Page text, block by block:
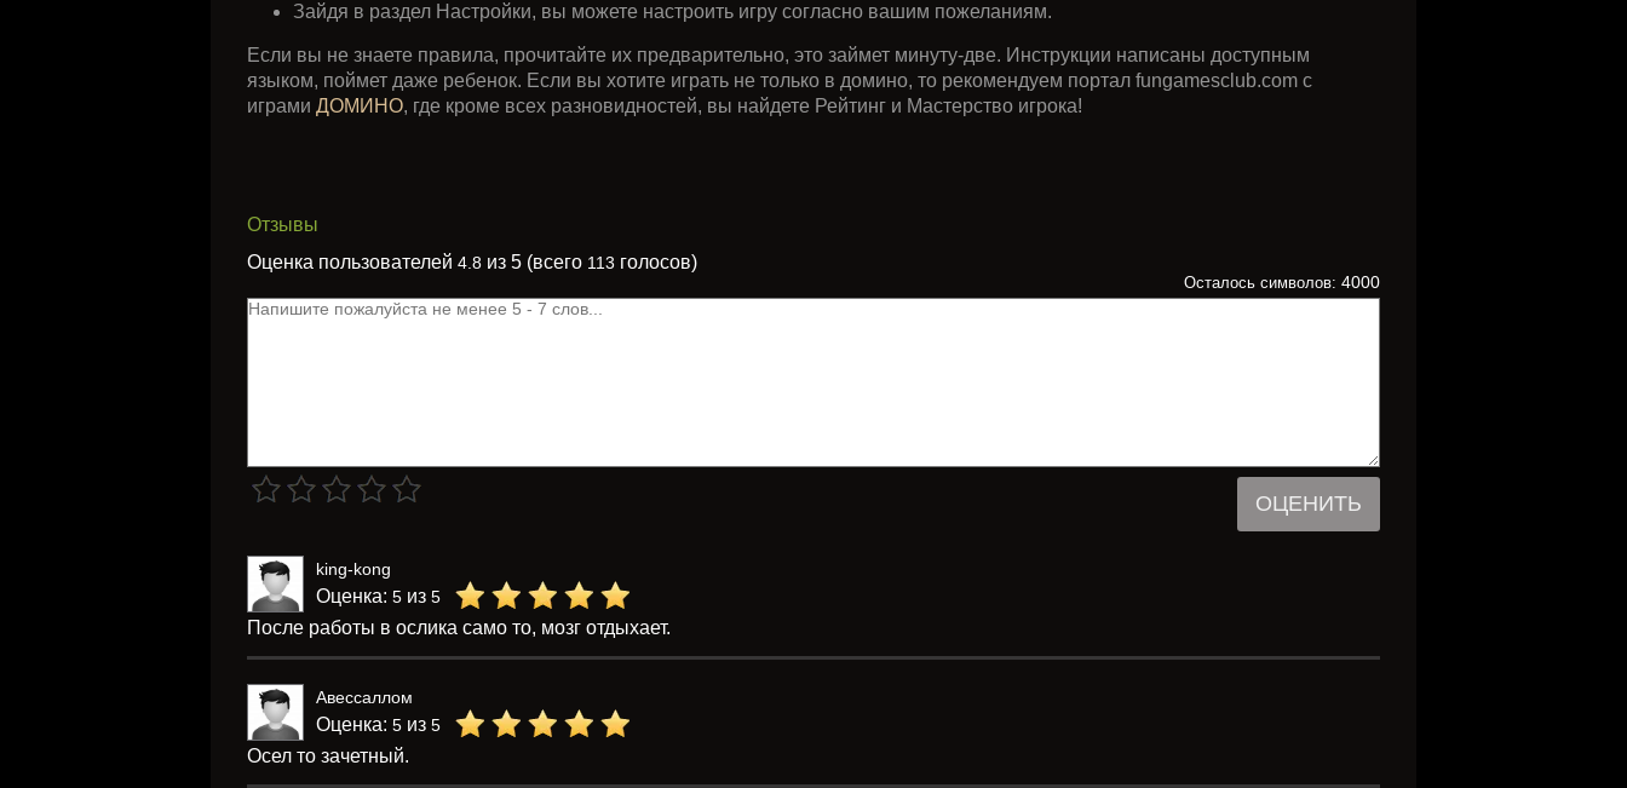
Зайдя в раздел Настройки, вы можете настроить игру согласно вашим пожеланиям.
Если вы не знаете правила, прочитайте их предварительно, это займет минуту-две. Инструкции написаны доступным
языком, поймет даже ребенок. Если вы хотите играть не только в домино, то рекомендуем портал fungamesclub.com с
играми ДОМИНО, где кроме всех разновидностей, вы найдете Рейтинг и Мастерство игрока!
Отзывы
Оценка пользователей 4.8 из 5 (всего 113 голосов)
Осталось символов:4000
ОЦЕНИТЬ
king-kong
Оценка: 5из 5
После работы в ослика само то, мозг отдыхает.
Авессаллом
Оценка: 5из 5
Осел то зачетный.